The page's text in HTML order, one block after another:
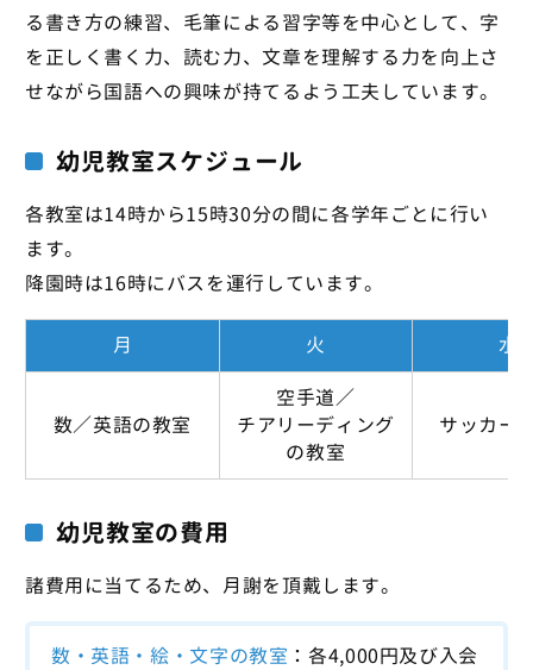
る書き方の練習、毛筆による習字等を中心として、字
を正しく書く力、読む力、文章を理解する力を向上さ
せながら国語への興味が持てるよう工夫しています。
幼児教室スケジュール
各教室は14時から15時30分の間に各学年ごとに行い
ます。
降園時は16時にバスを運行しています。
月 火 水
数／英語の教室
空手道／
チアリーディング
の教室
サッカー
幼児教室の費用
諸費用に当てるため、月謝を頂戴します。
数・英語・絵・文字の教室 ：各4,000円及び入会